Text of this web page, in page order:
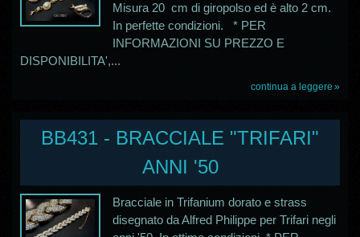
Misura 20 cm di giropolso ed è alto 2 cm.
In perfette condizioni. * PER
INFORMAZIONI SU PREZZO E
DISPONIBILITA',...
continua a leggere
BB431 - BRACCIALE "TRIFARI"
ANNI '50
Bracciale in Trifanium dorato e strass
disegnato da Alfred Philippe per Trifari negli